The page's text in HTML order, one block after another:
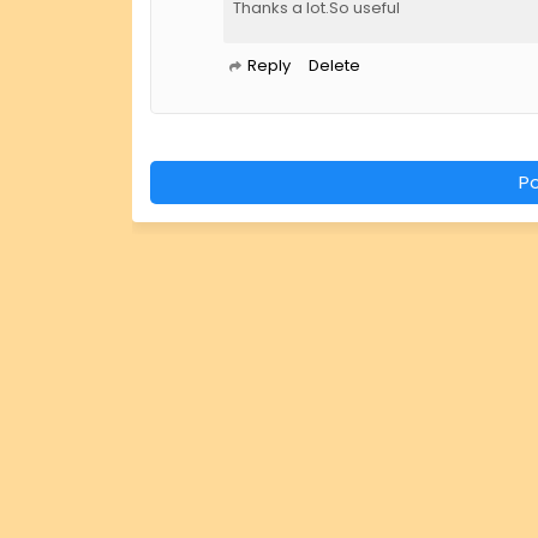
Thanks a lot.So useful
Reply Delete